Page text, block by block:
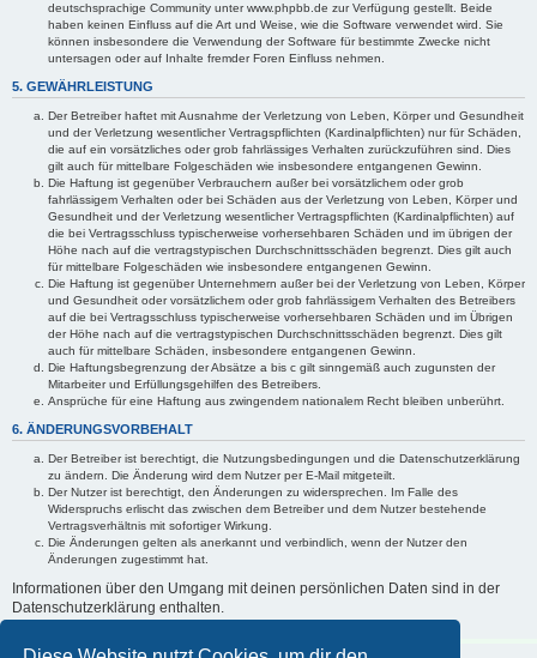
deutschsprachige Community unter www.phpbb.de zur Verfügung gestellt. Beide
haben keinen Einfluss auf die Art und Weise, wie die Software verwendet wird. Sie
können insbesondere die Verwendung der Software für bestimmte Zwecke nicht
untersagen oder auf Inhalte fremder Foren Einfluss nehmen.
5. GEWÄHRLEISTUNG
Der Betreiber haftet mit Ausnahme der Verletzung von Leben, Körper und Gesundheit
und der Verletzung wesentlicher Vertragspflichten (Kardinalpflichten) nur für Schäden,
die auf ein vorsätzliches oder grob fahrlässiges Verhalten zurückzuführen sind. Dies
gilt auch für mittelbare Folgeschäden wie insbesondere entgangenen Gewinn.
Die Haftung ist gegenüber Verbrauchern außer bei vorsätzlichem oder grob
fahrlässigem Verhalten oder bei Schäden aus der Verletzung von Leben, Körper und
Gesundheit und der Verletzung wesentlicher Vertragspflichten (Kardinalpflichten) auf
die bei Vertragsschluss typischerweise vorhersehbaren Schäden und im übrigen der
Höhe nach auf die vertragstypischen Durchschnittsschäden begrenzt. Dies gilt auch
für mittelbare Folgeschäden wie insbesondere entgangenen Gewinn.
Die Haftung ist gegenüber Unternehmern außer bei der Verletzung von Leben, Körper
und Gesundheit oder vorsätzlichem oder grob fahrlässigem Verhalten des Betreibers
auf die bei Vertragsschluss typischerweise vorhersehbaren Schäden und im Übrigen
der Höhe nach auf die vertragstypischen Durchschnittsschäden begrenzt. Dies gilt
auch für mittelbare Schäden, insbesondere entgangenen Gewinn.
Die Haftungsbegrenzung der Absätze a bis c gilt sinngemäß auch zugunsten der
Mitarbeiter und Erfüllungsgehilfen des Betreibers.
Ansprüche für eine Haftung aus zwingendem nationalem Recht bleiben unberührt.
6. ÄNDERUNGSVORBEHALT
Der Betreiber ist berechtigt, die Nutzungsbedingungen und die Datenschutzerklärung
zu ändern. Die Änderung wird dem Nutzer per E-Mail mitgeteilt.
Der Nutzer ist berechtigt, den Änderungen zu widersprechen. Im Falle des
Widerspruchs erlischt das zwischen dem Betreiber und dem Nutzer bestehende
Vertragsverhältnis mit sofortiger Wirkung.
Die Änderungen gelten als anerkannt und verbindlich, wenn der Nutzer den
Änderungen zugestimmt hat.
Informationen über den Umgang mit deinen persönlichen Daten sind in der
Datenschutzerklärung enthalten.